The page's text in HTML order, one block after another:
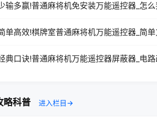
输多赢!普通麻将机免安装万能遥控器_怎
单高效!棋牌室普通麻将机万能遥控器_简
典口诀!普通麻将机万能遥控器屏蔽器_电
略科普 进入栏目→